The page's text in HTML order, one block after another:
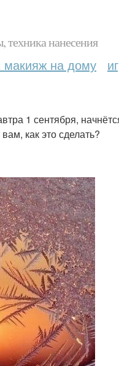
техника нанесения
макияж на дому
1 сентября,
как это сделать?